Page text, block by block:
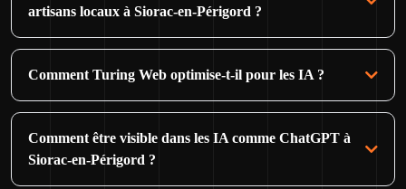
artisans locaux à Siorac-en-Périgord ?
Comment Turing Web optimise-t-il pour les IA ?
Comment être visible dans les IA comme ChatGPT à
Siorac-en-Périgord ?